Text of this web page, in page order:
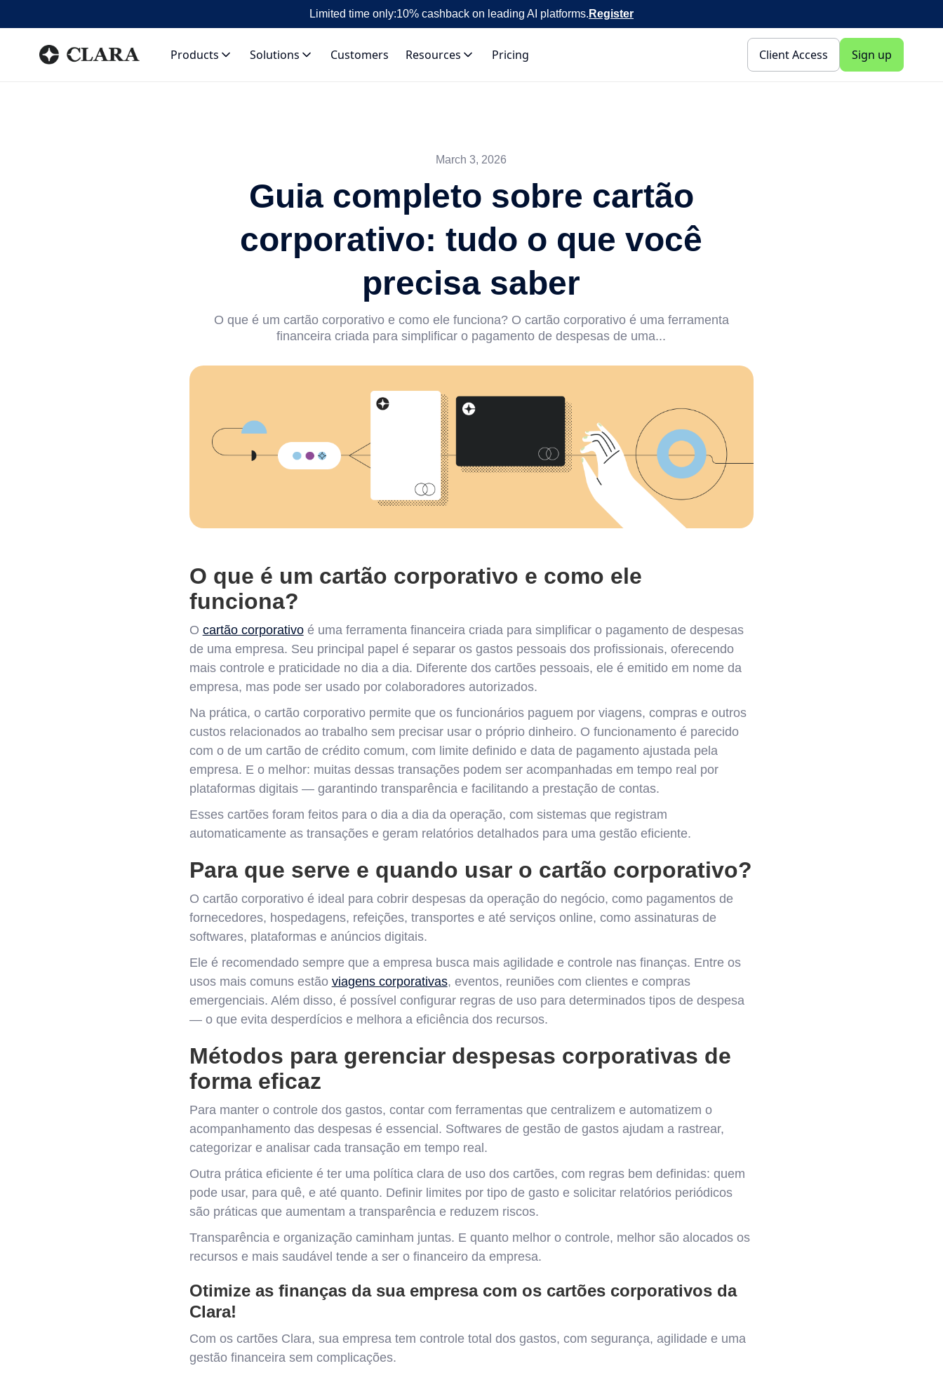
Limited time only:10% cashback on leading AI platforms. Register
Products Solutions Customers Resources Pricing Client Access Sign up
March 3, 2026
Guia completo sobre cartão
corporativo: tudo o que você
precisa saber
O que é um cartão corporativo e como ele funciona? O cartão corporativo é uma ferramenta
financeira criada para simplificar o pagamento de despesas de uma...
O que é um cartão corporativo e como ele
funciona?
O cartão corporativoé uma ferramenta financeira criada para simplificar o pagamento de despesas
de uma empresa. Seu principal papel é separar os gastos pessoais dos profissionais, oferecendo
mais controle e praticidade no dia a dia. Diferente dos cartões pessoais, ele é emitido em nome da
empresa, mas pode ser usado por colaboradores autorizados.
Na prática, o cartão corporativo permite que os funcionários paguem por viagens, compras e outros
custos relacionados ao trabalho sem precisar usar o próprio dinheiro. O funcionamento é parecido
com o de um cartão de crédito comum, com limite definido e data de pagamento ajustada pela
empresa. E o melhor: muitas dessas transações podem ser acompanhadas em tempo real por
plataformas digitais — garantindo transparência e facilitando a prestação de contas.
Esses cartões foram feitos para o dia a dia da operação, com sistemas que registram
automaticamente as transações e geram relatórios detalhados para uma gestão eficiente.
Para que serve e quando usar o cartão corporativo?
O cartão corporativo é ideal para cobrir despesas da operação do negócio, como pagamentos de
fornecedores, hospedagens, refeições, transportes e até serviços online, como assinaturas de
softwares, plataformas e anúncios digitais.
Ele é recomendado sempre que a empresa busca mais agilidade e controle nas finanças. Entre os
usos mais comuns estão viagens corporativas, eventos, reuniões com clientes e compras
emergenciais. Além disso, é possível configurar regras de uso para determinados tipos de despesa
— o que evita desperdícios e melhora a eficiência dos recursos.
Métodos para gerenciar despesas corporativas de
forma eficaz
Para manter o controle dos gastos, contar com ferramentas que centralizem e automatizem o
acompanhamento das despesas é essencial. Softwares de gestão de gastos ajudam a rastrear,
categorizar e analisar cada transação em tempo real.
Outra prática eficiente é ter uma política clara de uso dos cartões, com regras bem definidas: quem
pode usar, para quê, e até quanto. Definir limites por tipo de gasto e solicitar relatórios periódicos
são práticas que aumentam a transparência e reduzem riscos.
Transparência e organização caminham juntas. E quanto melhor o controle, melhor são alocados os
recursos e mais saudável tende a ser o financeiro da empresa.
Otimize as finanças da sua empresa com os cartões corporativos da
Clara!
Com os cartões Clara, sua empresa tem controle total dos gastos, com segurança, agilidade e uma
gestão financeira sem complicações.